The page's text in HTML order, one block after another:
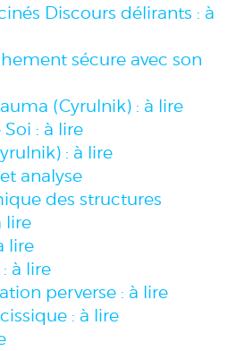
Discours délirants : à
sécure avec son
(Cyrulnik) : à lire
Soi : à lire
: à lire
analyse
des structures
lire
lire
à lire
perverse : à lire
: à lire